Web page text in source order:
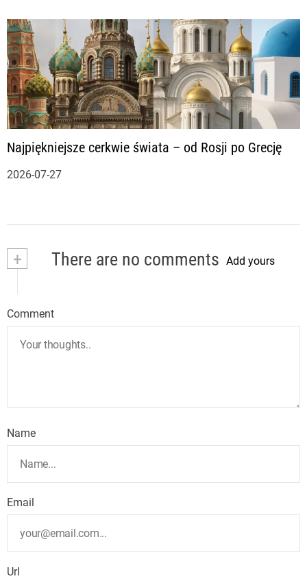
Najpiękniejsze cerkwie świata – od Rosji po Grecję
2026-07-27
+ There are no comments Add yours
Comment
Name
Email
Url